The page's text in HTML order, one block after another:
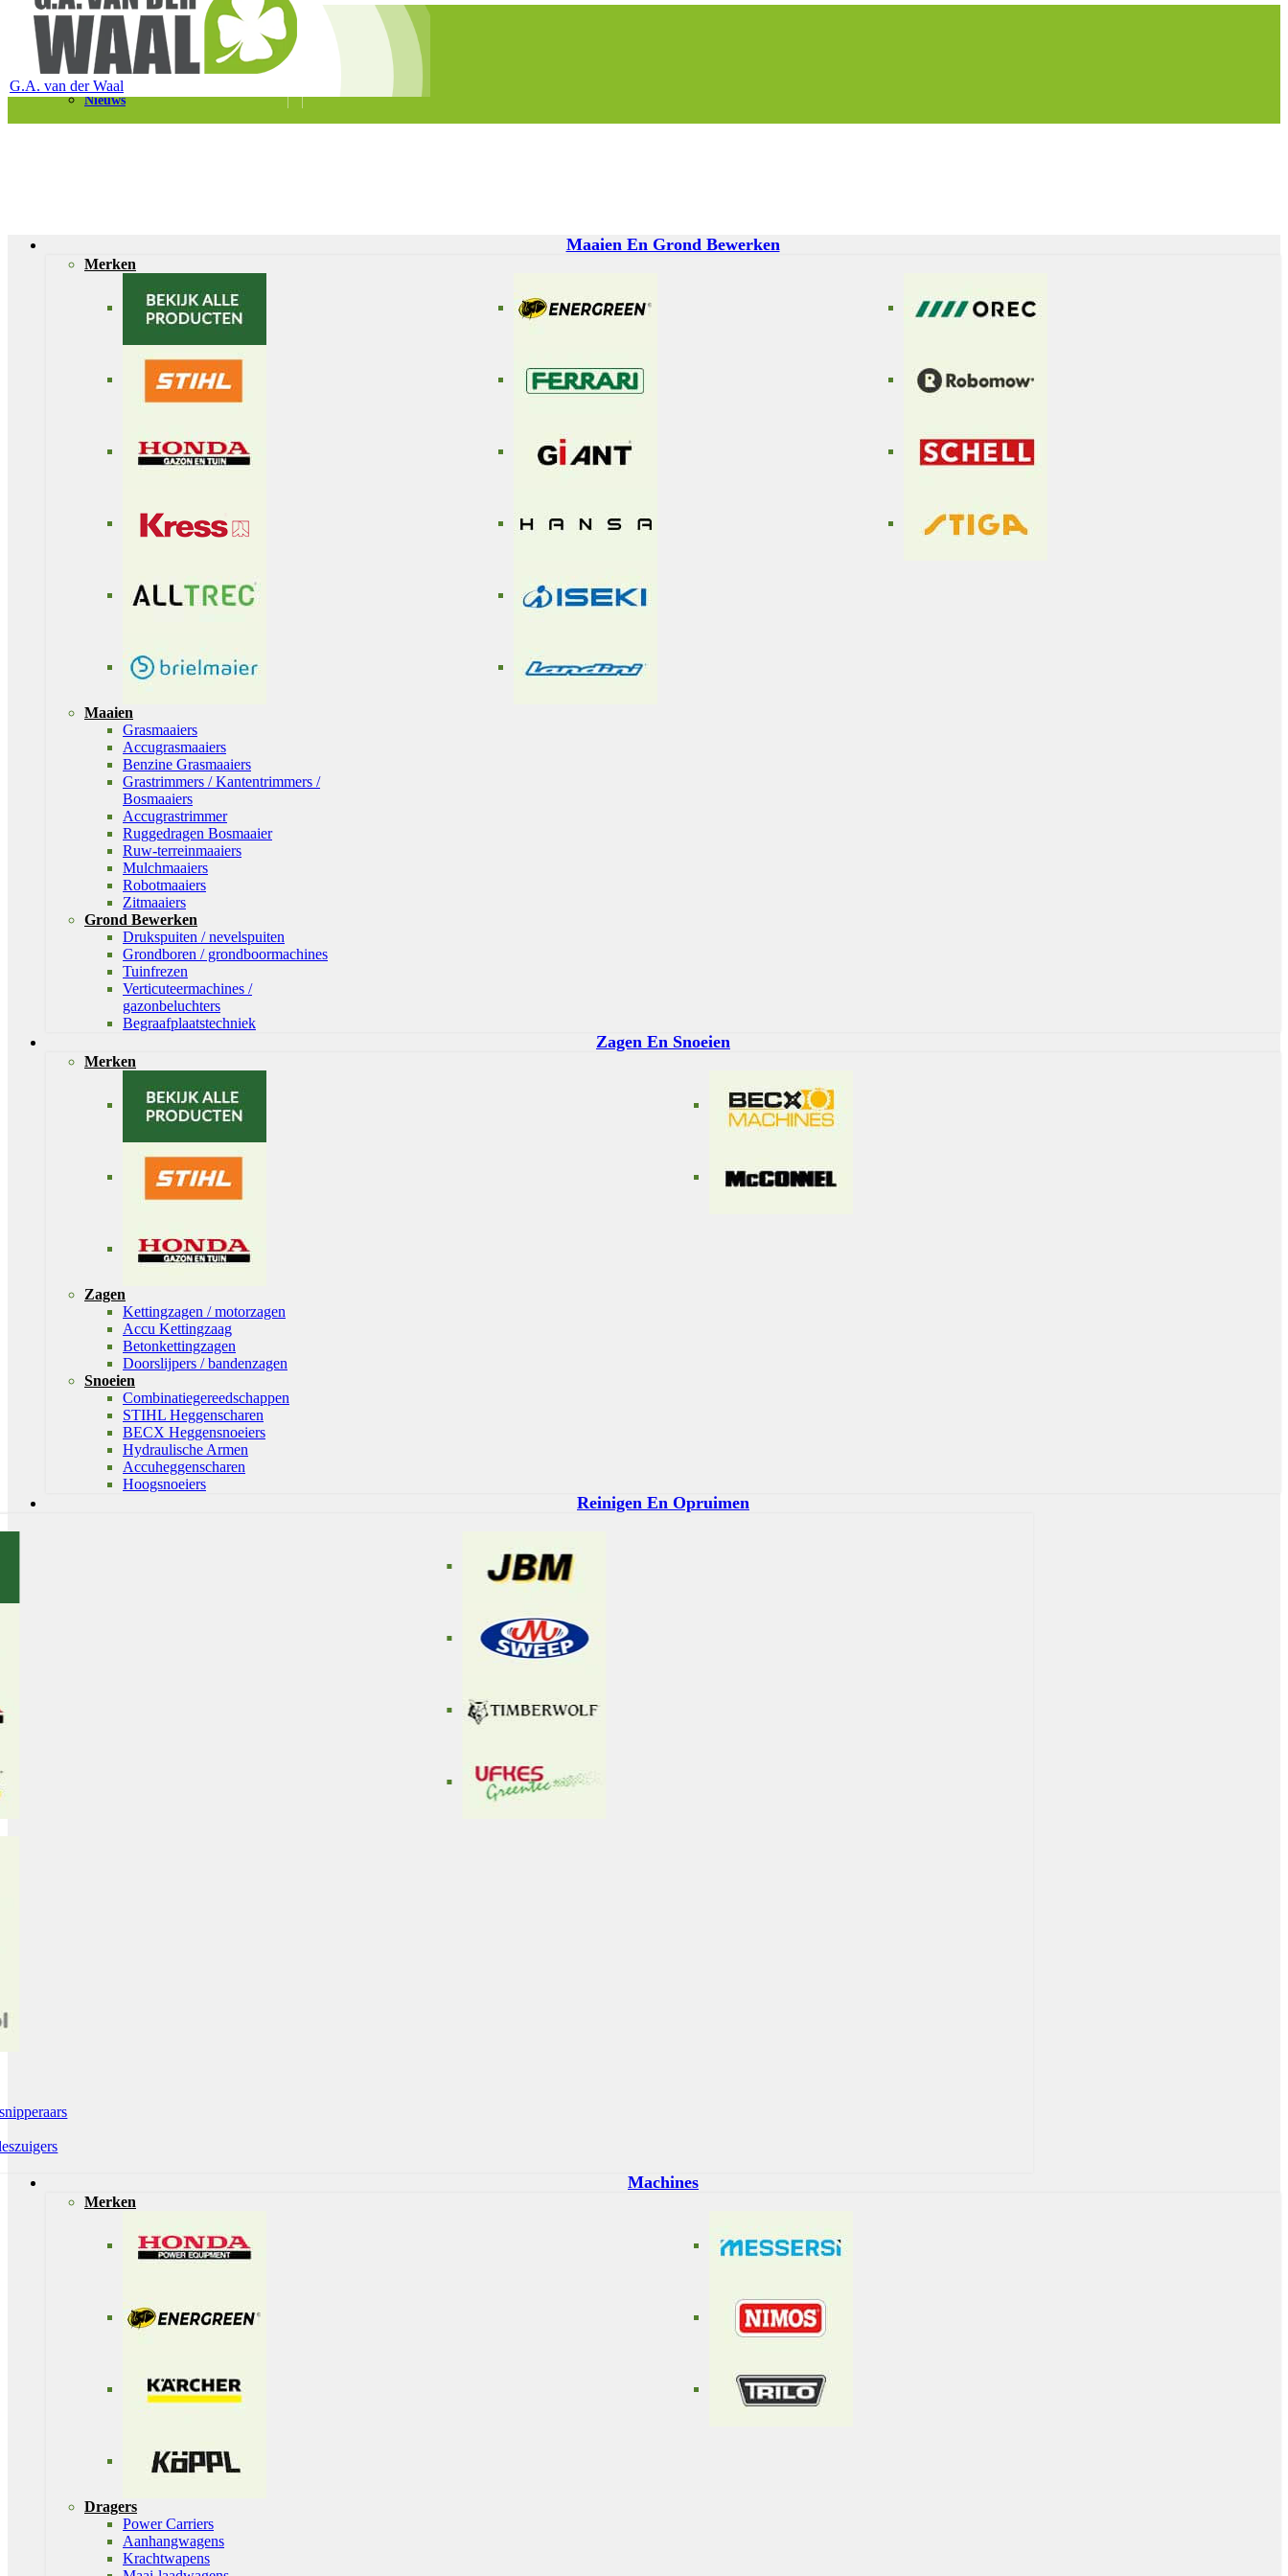
Telefoon 0180 – 421399
Schaapherderweg 6, 2988 CK Ridderkerk
Vacatures
Nieuws
G.A. van der Waal
Maaien En Grond Bewerken
Merken
Maaien
Grasmaaiers
Accugrasmaaiers
Benzine Grasmaaiers
Grastrimmers / Kantentrimmers /
Bosmaaiers
Accugrastrimmer
Ruggedragen Bosmaaier
Ruw-terreinmaaiers
Mulchmaaiers
Robotmaaiers
Zitmaaiers
Grond Bewerken
Drukspuiten / nevelspuiten
Grondboren / grondboormachines
Tuinfrezen
Verticuteermachines /
gazonbeluchters
Begraafplaatstechniek
Zagen En Snoeien
Merken
Zagen
Kettingzagen / motorzagen
Accu Kettingzaag
Betonkettingzagen
Doorslijpers / bandenzagen
Snoeien
Combinatiegereedschappen
STIHL Heggenscharen
BECX Heggensnoeiers
Hydraulische Armen
Accuheggenscharen
Hoogsnoeiers
Reinigen En Opruimen
Machines
Merken
Dragers
Power Carriers
Aanhangwagens
Krachtwapens